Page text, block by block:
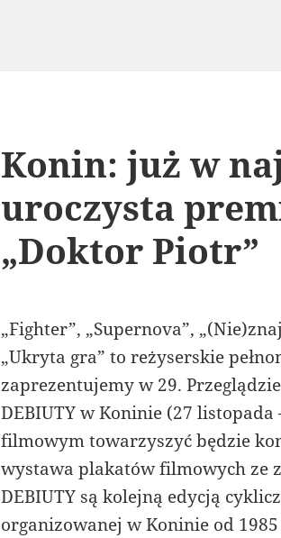
Konin: już w
uroczysta
„Doktor Piotr”
„Fighter”, „Supernova”,
„Ukryta gra” to reżyserskie
zaprezentujemy w 29.
DEBIUTY w Koninie (27
filmowym towarzyszyć będzie
wystawa plakatów filmowych ze
DEBIUTY są kolejną edycją
organizowanej w Koninie od